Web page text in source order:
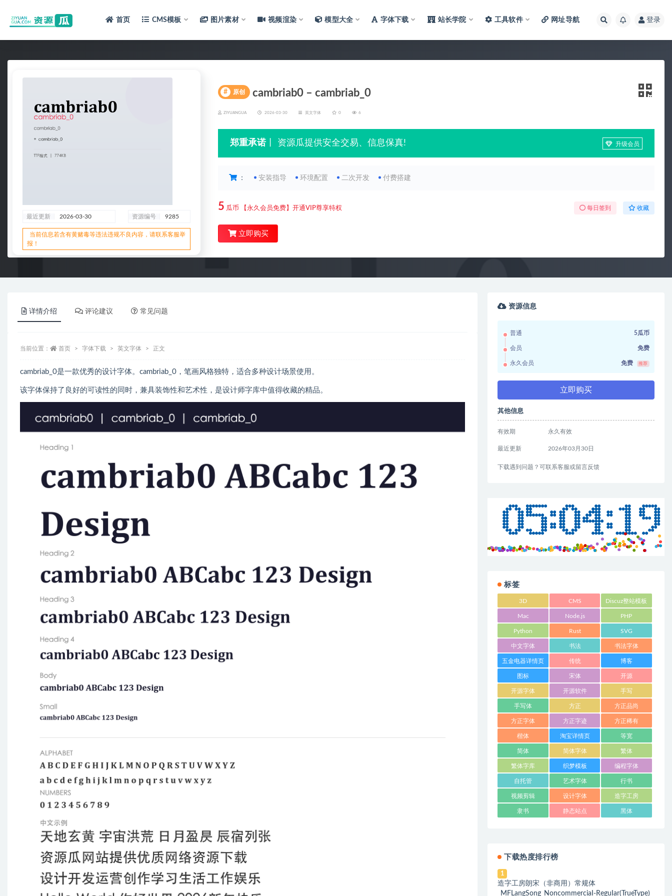
首页 CMS模板 图片素材 视频渲染 模型大全 字体下载 站长学院 工具软件 网址导航 登录
最近更新 2026-03-30 资源编号 9285
当前信息若含有黄赌毒等违法违规不良内容，请联系客服举
报！
# 原创 cambriab0 – cambriab_0
ZIYUANGUA 2026-03-30 英文字体 0 6
郑重承诺丨 资源瓜提供安全交易、信息保真! 升级会员
： 安装指导 环境配置 二次开发 付费搭建
5 瓜币 【永久会员免费】开通VIP尊享特权 每日签到 收藏
立即购买
详情介绍 评论建议 常见问题
当前位置： 首页 字体下载 英文字体 正文
cambriab_0是一款优秀的设计字体。cambriab_0，笔画风格独特，适合多种设计场景使用。
该字体保持了良好的可读性的同时，兼具装饰性和艺术性，是设计师字库中值得收藏的精品。
资源信息
普通 5瓜币
会员 免费
永久会员 免费 推荐
立即购买
其他信息
有效期 永久有效
最近更新 2026年03月30日
下载遇到问题？可联系客服或留言反馈
标签
3D CMS Discuz整站模板
Mac Node.js PHP
Python Rust SVG
中文字体 书法 书法字体
五金电器详情页 传统 博客
图标 宋体 开源
开源字体 开源软件 手写
手写体 方正 方正品尚
方正字体 方正字迹 方正稀有
楷体 淘宝详情页 等宽
简体 简体字体 繁体
繁体字库 织梦模板 编程字体
自托管 艺术字体 行书
视频剪辑 设计字体 造字工房
隶书 静态站点 黑体
下载热度排行榜
1
造字工房朗宋（非商用）常规体
_MFLangSong_NoncommerciaI-ReguIar(TrueType)